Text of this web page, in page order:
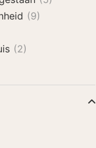
(9)
(2)